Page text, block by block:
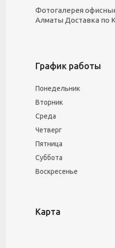
Фотогалерея
Алматы Доставка по
График работы
Понедельник
Вторник
Среда
Четверг
Пятница
Суббота
Воскресенье
Карта